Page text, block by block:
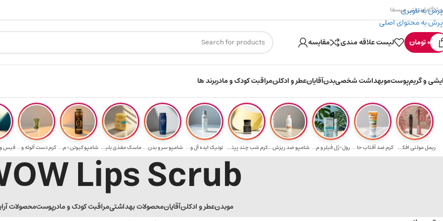
پرش به ناوبری
پرش به محتوای اصلی
هدیه برای خرید های بالای ۵ میلیون تومن ارسال رایگان برای خرید ۳.۵ میلیون به یالا ۳۰۰ میسکوین (۳۰ هزار تومن) هدیه خرید اول
اینترنتی میسفا
0تومان لیست علاقه مندی مقایسه
و گریمپوستموبهداشت شخصیبدنآقایانعطر و ادکلنمراقبت کودک و مادربرند ها
ریمل مولتی افکت... کرم ضد آفتاب حا... رول-ژل فیلر و م... شامپو ضد ریزش و... کرم شب چند پپتی... تونیک ایده آل و... شامپو سر و بدن ... ماسک مغذی بلیتا... شامپو کیوتن ؛ م... کرم دست آلوئه و... Lips Scrub
موبدنعطر و ادکلنآقایانمحصولات بهداشتیمراقبت کودک و مادرپوستمحصولات